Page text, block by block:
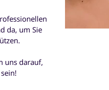
da, um Sie
uns darauf,